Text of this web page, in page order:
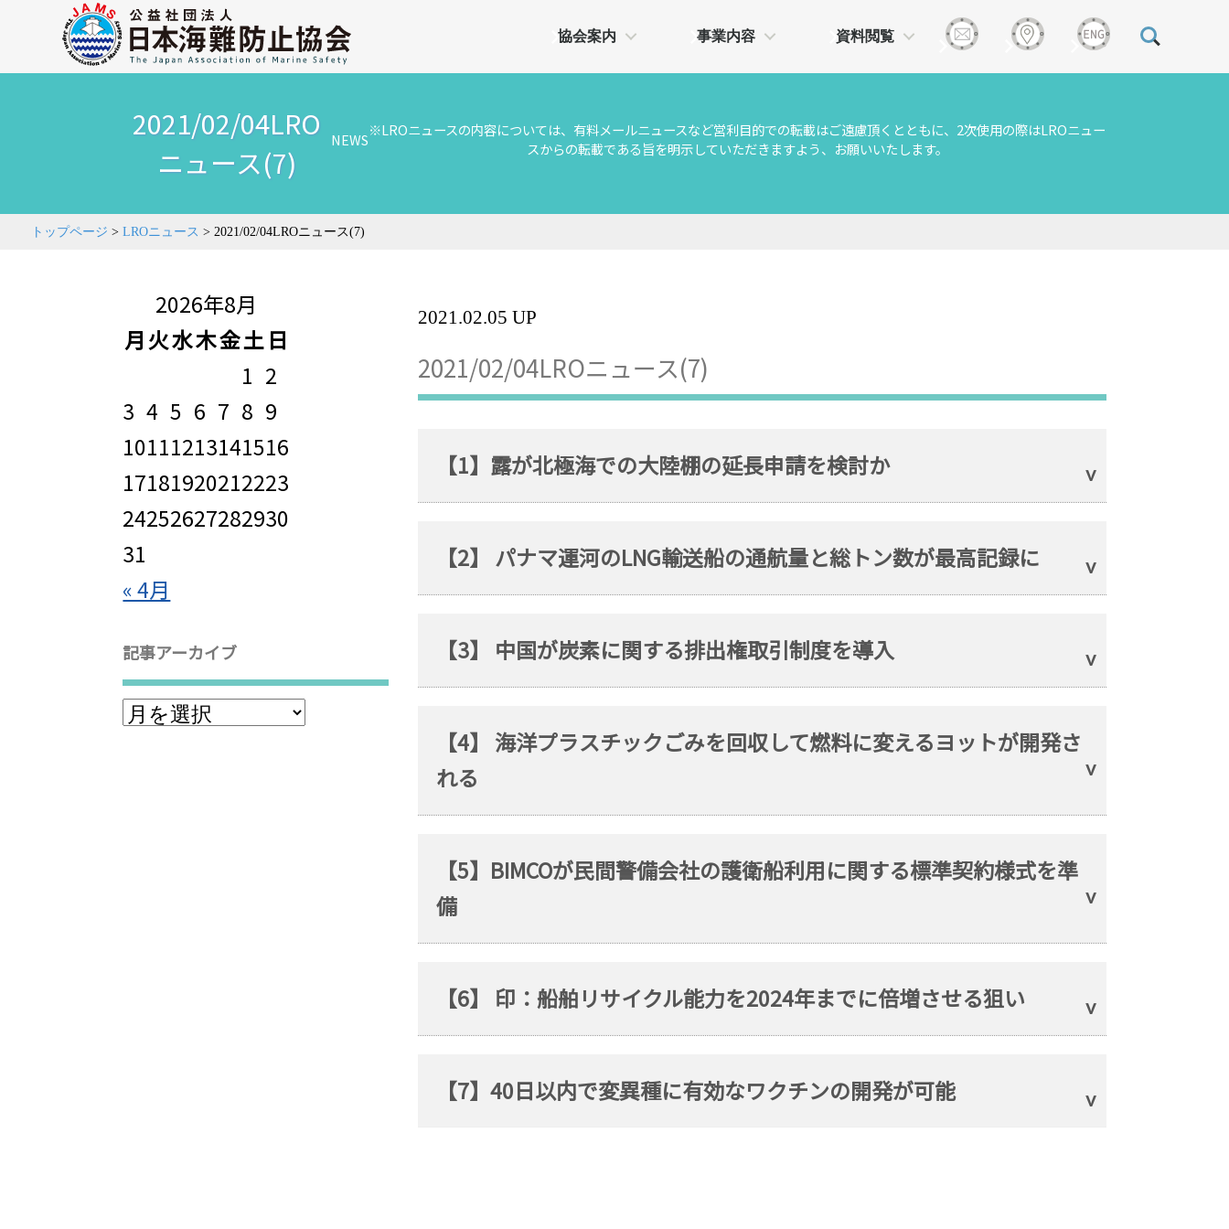
協会案内 事業内容 資料閲覧
2021/02/04LRO
ニュース(7)
NEWS※LROニュースの内容については、有料メールニュースなど営利目的での転載はご遠慮頂くとともに、2次使用の際はLROニュー
スからの転載である旨を明示していただきますよう、お願いいたします。
トップページ > LROニュース > 2021/02/04LROニュース(7)
2026年8月
月火水木金土 日
1 2
3 4 5 6 7 8 9
10111213141516
17181920212223
24252627282930
31
« 4月
記事アーカイブ
2021.02.05 UP
2021/02/04LROニュース(7)
【1】露が北極海での大陸棚の延長申請を検討か
【2】 パナマ運河のLNG輸送船の通航量と総トン数が最高記録に
【3】 中国が炭素に関する排出権取引制度を導入
【4】 海洋プラスチックごみを回収して燃料に変えるヨットが開発さ
れる
【5】BIMCOが民間警備会社の護衛船利用に関する標準契約様式を準
備
【6】 印：船舶リサイクル能力を2024年までに倍増させる狙い
【7】40日以内で変異種に有効なワクチンの開発が可能